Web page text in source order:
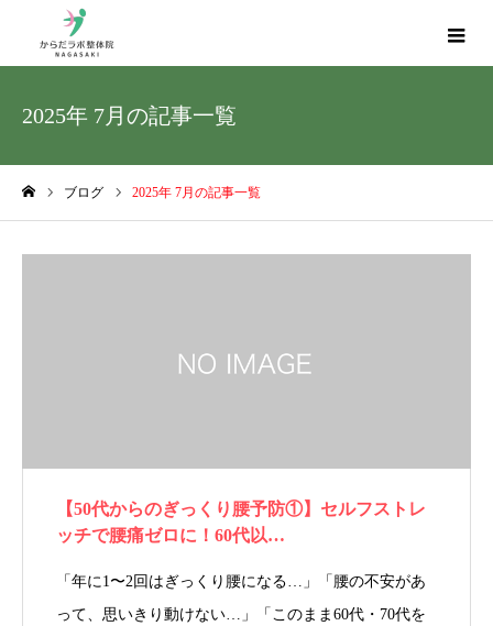
2025年 7月の記事一覧
ブログ 2025年 7月の記事一覧
【50代からのぎっくり腰予防①】セルフストレ
ッチで腰痛ゼロに！60代以…
「年に1〜2回はぎっくり腰になる…」「腰の不安があ
って、思いきり動けない…」「このまま60代・70代を